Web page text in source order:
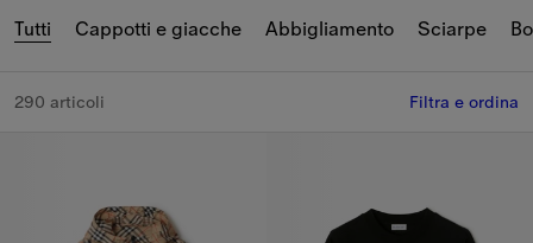
Tutti Cappotti e giacche Abbigliamento Sciarpe
290 articoli Filtra e ordina